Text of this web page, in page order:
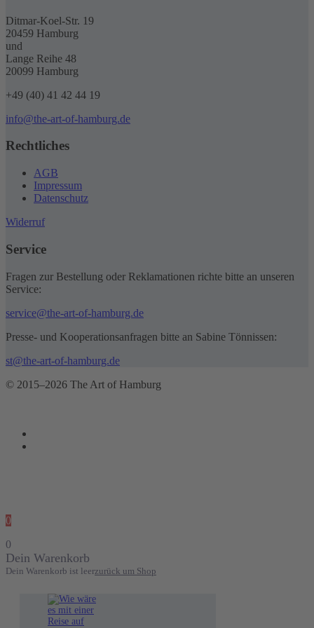
Ditmar-Koel-Str. 19
20459 Hamburg
und
Lange Reihe 48
20099 Hamburg
+49 (40) 41 42 44 19
info@the-art-of-hamburg.de
Rechtliches
AGB
Impressum
Datenschutz
Widerruf
Service
Fragen zur Bestellung oder Reklamationen richte bitte an unseren
Service:
service@the-art-of-hamburg.de
Presse- und Kooperationsanfragen bitte an Sabine Tönnissen:
st@the-art-of-hamburg.de
© 2015–2026 The Art of Hamburg
0
0
Dein Warenkorb
Dein Warenkorb ist leerzurück um Shop